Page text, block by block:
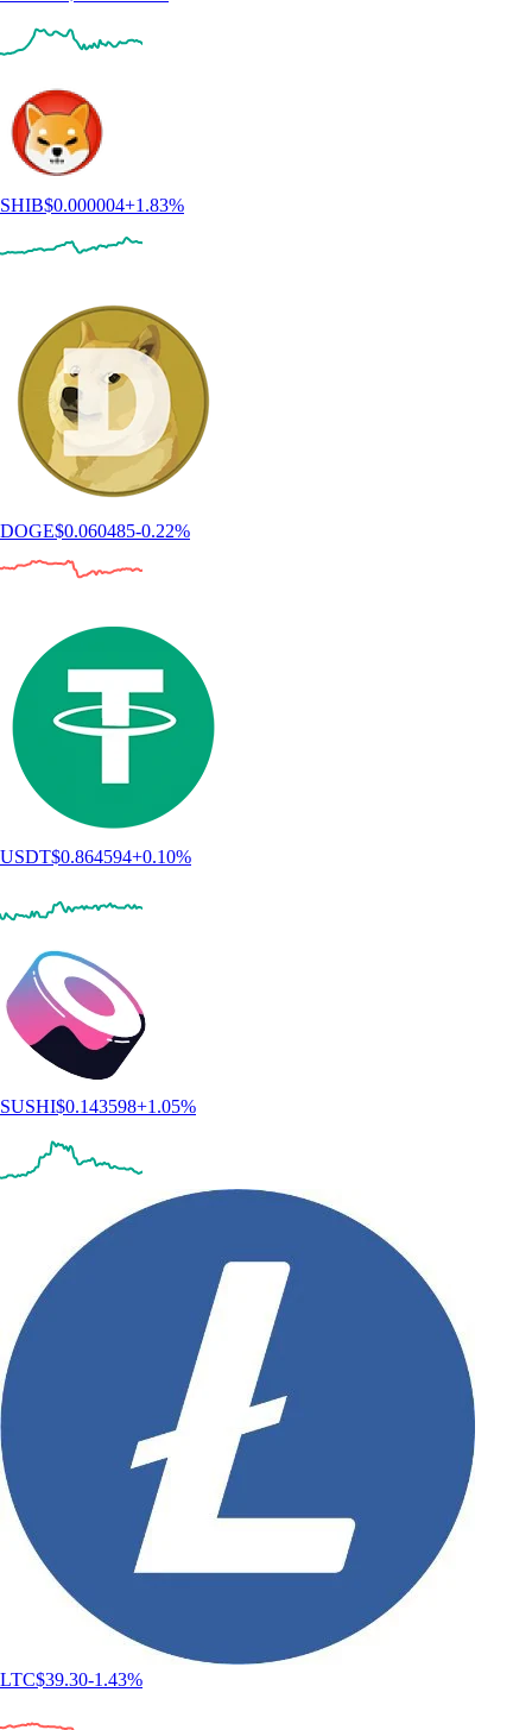
SHIB$0.000004+1.83%
DOGE$0.060485-0.22%
USDT$0.864594+0.10%
SUSHI$0.143598+1.05%
LTC$39.30-1.43%